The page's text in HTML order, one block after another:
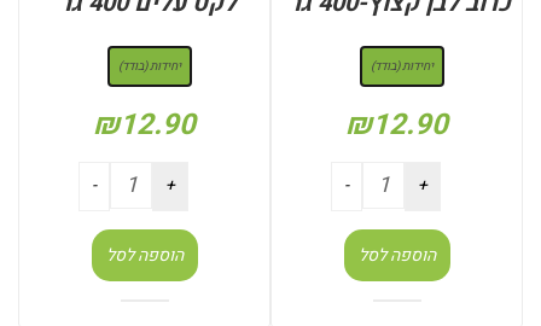
יחידות (בודד)
₪12.90
הוספה לסל
יחידות (בודד)
₪12.90
הוספה לסל